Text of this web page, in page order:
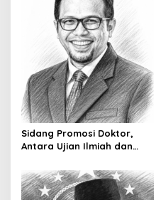
a
t
i
o
n
Sidang Promosi Doktor,
Antara Ujian Ilmiah dan